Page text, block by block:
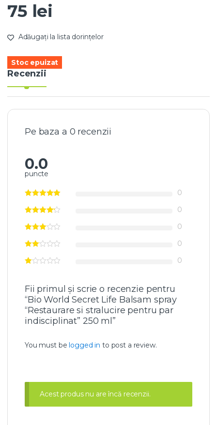
Stoc epuizat
75 lei
Adăugați la lista dorințelor
Recenzii
Pe baza a 0 recenzii
0.0
puncte
0
0
0
0
0
Fii primul și scrie o recenzie pentru
“Bio World Secret Life Balsam spray
“Restaurare si stralucire pentru par
indisciplinat” 250 ml”
You must belogged in to post a review.
Acest produs nu are încă recenzii.